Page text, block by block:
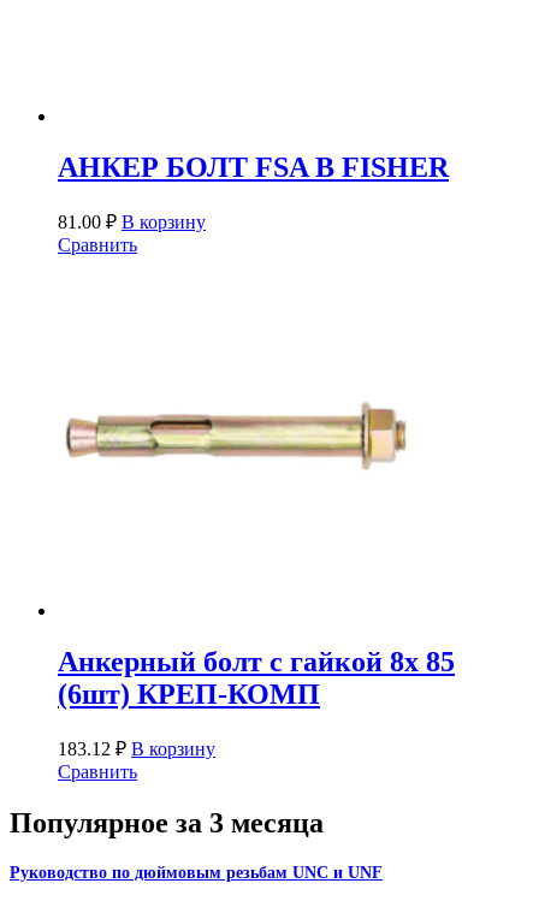
АНКЕР БОЛТ FSA B FISHER
81.00 ₽ В корзину
Сравнить
Анкерный болт с гайкой 8х 85
(6шт) КРЕП-КОМП
183.12 ₽ В корзину
Сравнить
Популярное за 3 месяца
Руководство по дюймовым резьбам UNC и UNF